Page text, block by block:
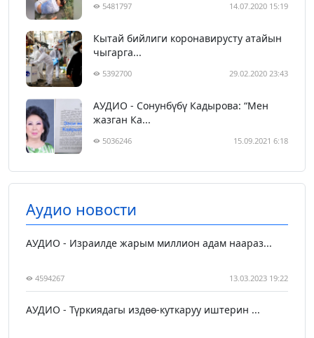
5481797 14.07.2020 15:19
Кытай бийлиги коронавирусту атайын
чыгарга...
5392700 29.02.2020 23:43
АУДИО - Сонунбүбү Кадырова: “Мен
жазган Ка...
5036246 15.09.2021 6:18
Аудио новости
АУДИО - Израилде жарым миллион адам наараз...
4594267 13.03.2023 19:22
АУДИО - Түркиядагы издөө-куткаруу иштерин ...